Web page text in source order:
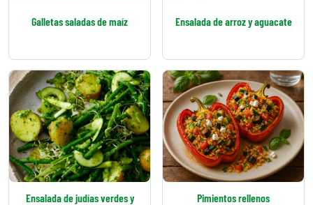
Galletas saladas de maíz Ensalada de arroz y aguacate
Ensalada de judías verdes y
Pimientos rellenos